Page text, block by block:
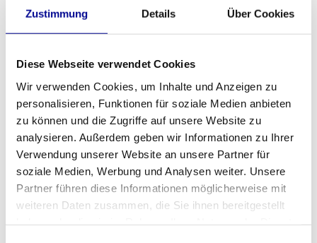
Zustimmung Details Über Cookies
Diese Webseite verwendet Cookies
Wir verwenden Cookies, um Inhalte und Anzeigen zu
personalisieren, Funktionen für soziale Medien anbieten
zu können und die Zugriffe auf unsere Website zu
analysieren. Außerdem geben wir Informationen zu Ihrer
Verwendung unserer Website an unsere Partner für
soziale Medien, Werbung und Analysen weiter. Unsere
Partner führen diese Informationen möglicherweise mit
weiteren Daten zusammen, die Sie ihnen bereitgestellt
Life Fitness olympisches